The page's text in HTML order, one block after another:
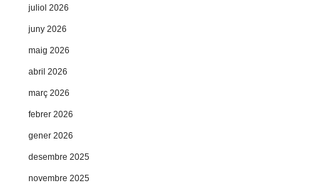
juliol 2026
juny 2026
maig 2026
abril 2026
març 2026
febrer 2026
gener 2026
desembre 2025
novembre 2025